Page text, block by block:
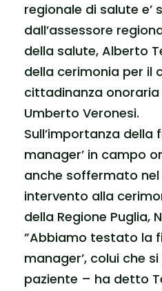
regionale di salute
dall’assessore
della salute, Alberto
della cerimonia per il
cittadinanza onoraria
Umberto Veronesi.
Sull’importanza della
manager’ in campo
anche soffermato
intervento alla
della Regione Puglia,
”Abbiamo testato la
manager’, colui che
paziente – ha detto